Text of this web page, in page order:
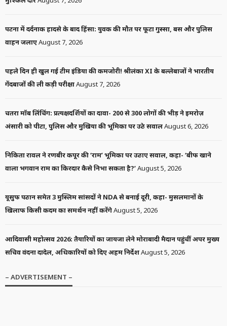
पटना में दर्दनाक हादसे के बाद हिंसा: युवक की मौत पर फूटा गुस्सा, बस और पुलिस
वाहन जलाएAugust 7, 2026
पहले दिन ही खुल गई टीम इंडिया की कमजोरी! श्रीलंका XI के बल्लेबाजों ने भारतीय
गेंदबाजों की ली कड़ी परीक्षाAugust 7, 2026
चतरा मॉब लिंचिंग: प्रत्यक्षदर्शियों का दावा- 200 से 300 लोगों की भीड़ ने इमरोज़
अंसारी को पीटा, पुलिस और मुखिया की भूमिका पर उठे सवालAugust 6, 2026
निकिता रावल ने रणबीर कपूर की ‘राम’ भूमिका पर उठाए सवाल, कहा- ‘बीफ खाने
वाला भगवान राम का किरदार कैसे निभा सकता है?’August 5, 2026
यूसुफ पठान समेत 3 मुस्लिम सांसदों ने NDA से बनाई दूरी, कहा- मुसलमानों के
खिलाफ किसी कदम का समर्थन नहीं करेंगेAugust 5, 2026
आदिवासी महोत्सव 2026: तैयारियों का जायजा लेने मोराबादी मैदान पहुंचीं अपर मुख्य
सचिव वंदना दादेल, अधिकारियों को दिए अहम निर्देशAugust 5, 2026
– ADVERTISEMENT –